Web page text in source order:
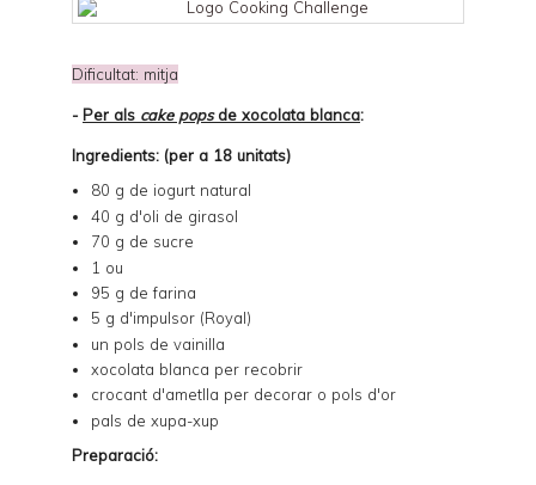
Dificultat: mitja
- Per als cake popsde xocolata blanca:
Ingredients: (per a 18 unitats)
80 g de iogurt natural
40 g d'oli de girasol
70 g de sucre
1 ou
95 g de farina
5 g d'impulsor (Royal)
un pols de vainilla
xocolata blanca per recobrir
crocant d'ametlla per decorar o pols d'or
pals de xupa-xup
Preparació: